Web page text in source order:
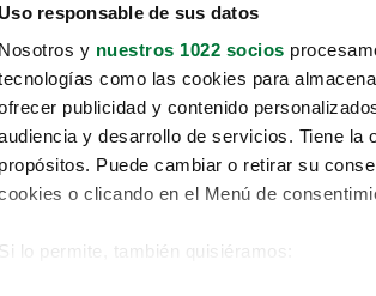
Uso responsable de sus datos
Nosotros y nuestros 1022 socios
como las cookies para
publicidad y contenido
y desarrollo de servicios. Tiene la
propósitos. Puede cambiar o retirar su
o clicando en el Menú de
Si lo permite, también quisiéramos: